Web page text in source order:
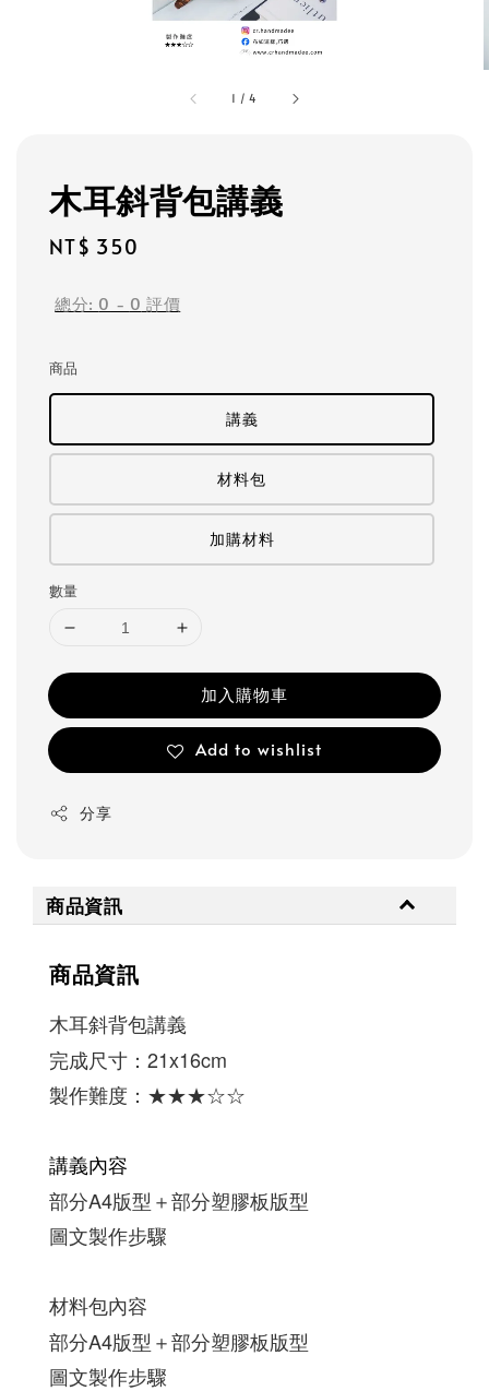
1 /4
木耳斜背包講義
Regular
NT$ 350
總分: 0 - 0 評價
商品
講義
材料包
加購材料
數量
加入購物車
Add to wishlist
分享
商品資訊
商品資訊
木耳斜背包講義
完成尺寸：21x16cm
製作難度：★★★☆☆
講義內容
部分A4版型＋部分塑膠板版型
圖文製作步驟
材料包內容
部分A4版型＋部分塑膠板版型
圖文製作步驟